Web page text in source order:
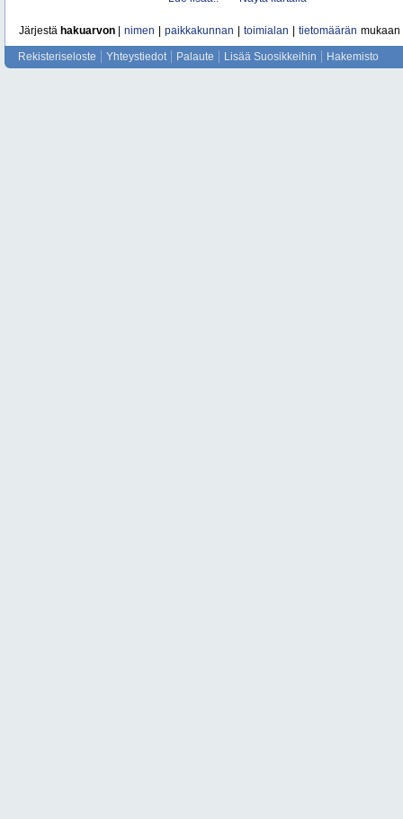
Järjestä hakuarvon nimen paikkakunnan toimialan tietomäärän mukaan
Rekisteriseloste Yhteystiedot Palaute Lisää Suosikkeihin Hakemisto